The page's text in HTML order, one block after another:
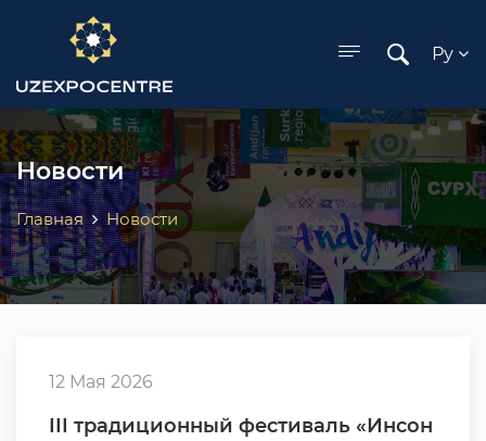
menu
Ру
Новости
Главная Новости
12 Мая 2026
III традиционный фестиваль «Инсон